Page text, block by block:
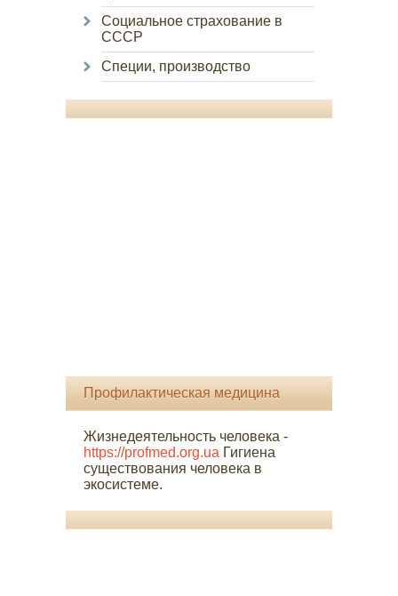
Социальное страхование в
СССР
Специи, производство
Профилактическая медицина
Жизнедеятельность человека -
https://profmed.org.ua Гигиена
существования человека в
экосистеме.